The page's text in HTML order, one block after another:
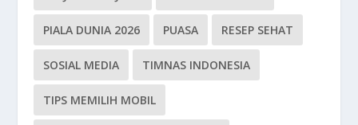
PIALA DUNIA 2026 PUASA RESEP SEHAT
SOSIAL MEDIA TIMNAS INDONESIA
TIPS MEMILIH MOBIL